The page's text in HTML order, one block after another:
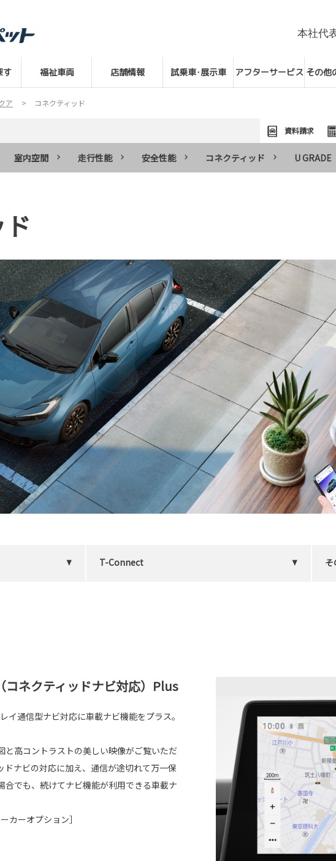
本社代
す 福祉車両 店舗情報 試乗車･展示車 アフターサービス その他
ア コネクティッド
資料請求
室内空間 走行性能 安全性能 コネクティッド U GRADE
T-Connect そ
コネクティッドナビ対応）Plus
イ通信型ナビ対応に車載ナビ機能をプラス。
高コントラストの美しい映像がご覧いただ
ドナビの対応に加え、通信が途切れて万一保
合でも、続けてナビ機能が利用できる車載ナ
カーオプション］